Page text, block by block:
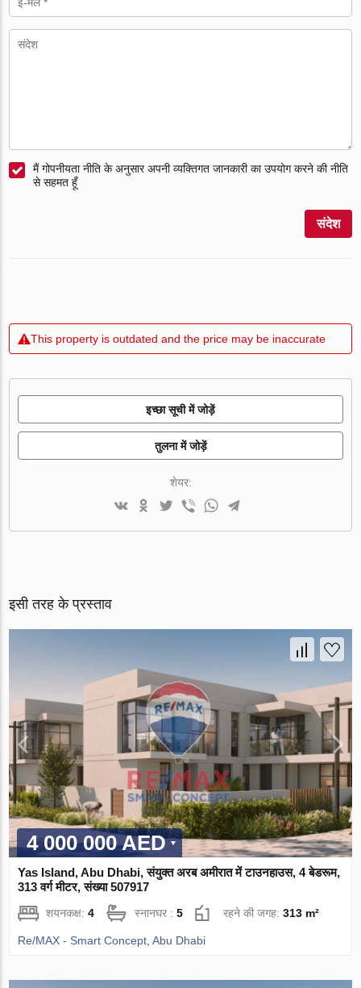
मैं गोपनीयता नीति के अनुसार अपनी व्यक्तिगत जानकारी का उपयोग करने की नीति
से सहमत हूँ
संदेश
This property is outdated and the price may be inaccurate
इच्छा सूची में जोड़ें
तुलना में जोड़ें
शेयर:
इसी तरह के प्रस्ताव
4 000 000 AED
Yas Island, Abu Dhabi, संयुक्त अरब अमीरात में टाउनहाउस, 4 बेडरूम,
313 वर्ग मीटर, संख्या 507917
शयनकक्ष:4 स्नानघर :5 रहने की जगह:313 m²
Re/MAX - Smart Concept, Abu Dhabi